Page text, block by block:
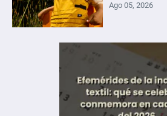
Ago 05, 2026